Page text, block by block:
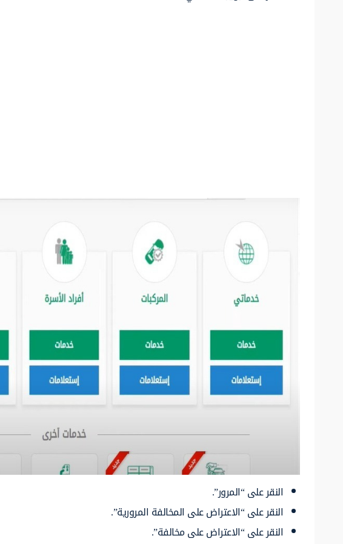
النقر على “المرور”.
النقر على “الاعتراض على المخالفة المرورية”.
النقر على “الاعتراض على مخالفة”.